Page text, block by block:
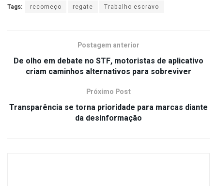
Tags: recomeço regate Trabalho escravo
Postagem anterior
De olho em debate no STF, motoristas de aplicativo
criam caminhos alternativos para sobreviver
Próximo Post
Transparência se torna prioridade para marcas diante
da desinformação